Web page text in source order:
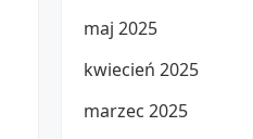
maj 2025
kwiecień 2025
marzec 2025